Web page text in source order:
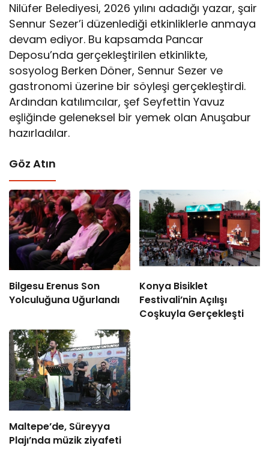
Nilüfer Belediyesi, 2026 yılını adadığı yazar, şair
Sennur Sezer’i düzenlediği etkinliklerle anmaya
devam ediyor. Bu kapsamda Pancar
Deposu’nda gerçekleştirilen etkinlikte,
sosyolog Berken Döner, Sennur Sezer ve
gastronomi üzerine bir söyleşi gerçekleştirdi.
Ardından katılımcılar, şef Seyfettin Yavuz
eşliğinde geleneksel bir yemek olan Anuşabur
hazırladılar.
Göz Atın
Bilgesu Erenus Son
Yolculuğuna Uğurlandı
Konya Bisiklet
Festivali’nin Açılışı
Coşkuyla Gerçekleşti
Maltepe’de, Süreyya
Plajı’nda müzik ziyafeti